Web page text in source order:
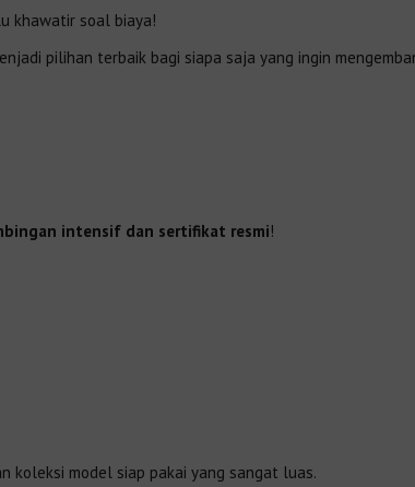
khawatir soal biaya!
pilihan terbaik bagi siapa saja yang ingin
intensif dan sertifikat resmi!
koleksi model siap pakai yang sangat luas.